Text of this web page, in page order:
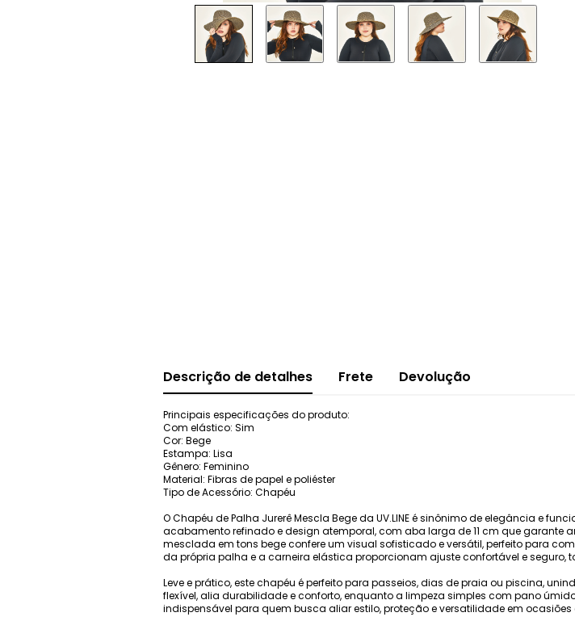
Descrição de detalhes Frete Devolução
Principais especificações do produto:
Com elástico: Sim
Cor: Bege
Estampa: Lisa
Gênero: Feminino
Material: Fibras de papel e poliéster
Tipo de Acessório: Chapéu
O Chapéu de Palha Jurerê Mescla Bege da UV.LINE é sinônimo de elegância e
acabamento refinado e design atemporal, com aba larga de 11 cm que garante
mesclada em tons bege confere um visual sofisticado e versátil, perfeito para
da própria palha e a carneira elástica proporcionam ajuste confortável e
Leve e prático, este chapéu é perfeito para passeios, dias de praia ou piscina,
flexível, alia durabilidade e conforto, enquanto a limpeza simples com pano
indispensável para quem busca aliar estilo, proteção e versatilidade em